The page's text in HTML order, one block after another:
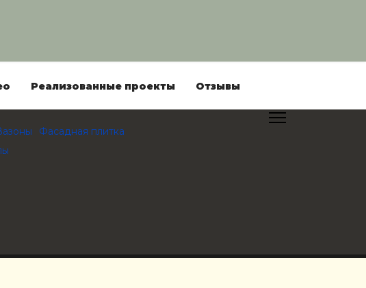
Реализованные проекты Отзывы
Фасадная плитка